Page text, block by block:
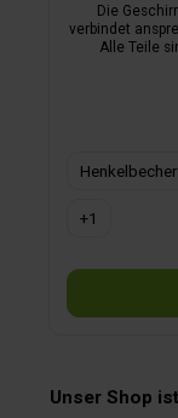
Die
verbindet
Alle Teile
sowie
+1
Unser Shop